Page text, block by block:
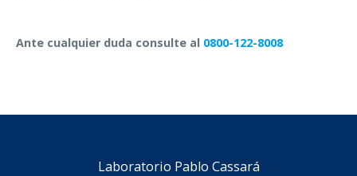
Ante cualquier duda consulte al 0800-122-8008
Laboratorio Pablo Cassará